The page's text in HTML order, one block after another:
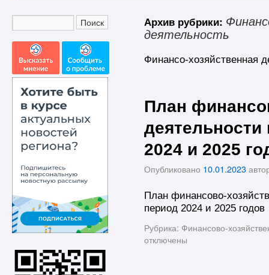
Архив рубрики:
деятельность
Финансо-хозяйственная
План
деятельности
2024 и 2025
Опубликовано 10.01.2023
План финансово-
период 2024 и 2025 годов
Рубрика: Финансово-
отключены